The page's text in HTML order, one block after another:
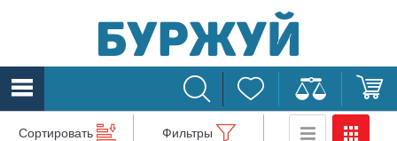
Сортировать Фильтры